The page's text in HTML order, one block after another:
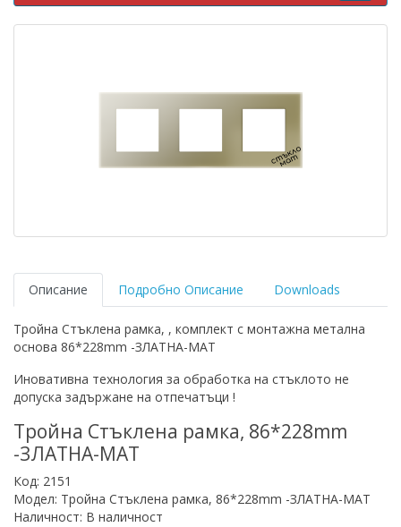
Описание Подробно Описание Downloads
Тройна Стъклена рамка, , комплект с монтажна метална
основа 86*228mm -ЗЛАТНА-MAT
Иновативна технология за обработка на стъклото не
допуска задържане на отпечатъци !
Тройна Стъклена рамка, 86*228mm
-ЗЛАТНА-MAT
Код: 2151
Модел: Тройна Стъклена рамка, 86*228mm -ЗЛАТНА-MAT
Наличност: В наличност